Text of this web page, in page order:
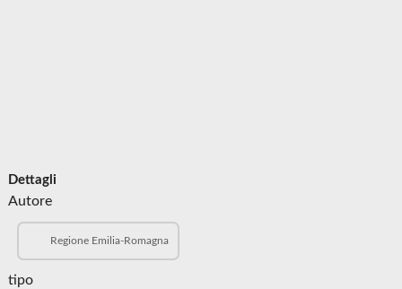
Dettagli
Autore
Regione Emilia-Romagna
tipo